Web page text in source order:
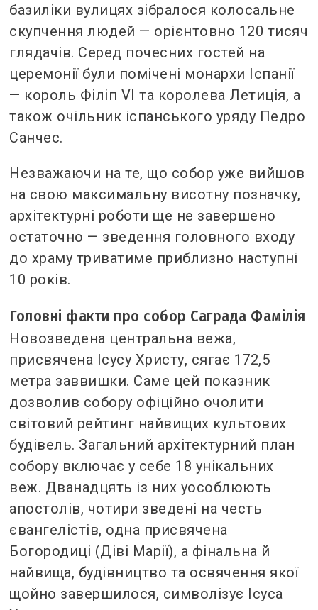
базиліки вулицях зібралося колосальне
скупчення людей — орієнтовно 120 тисяч
глядачів. Серед почесних гостей на
церемонії були помічені монархи Іспанії
— король Філіп VI та королева Летиція, а
також очільник іспанського уряду Педро
Санчес.
Незважаючи на те, що собор уже вийшов
на свою максимальну висотну позначку,
архітектурні роботи ще не завершено
остаточно — зведення головного входу
до храму триватиме приблизно наступні
10 років.
Головні факти про собор Саграда Фамілія
Новозведена центральна вежа,
присвячена Ісусу Христу, сягає 172,5
метра заввишки. Саме цей показник
дозволив собору офіційно очолити
світовий рейтинг найвищих культових
будівель. Загальний архітектурний план
собору включає у себе 18 унікальних
веж. Дванадцять із них уособлюють
апостолів, чотири зведені на честь
євангелістів, одна присвячена
Богородиці (Діві Марії), а фінальна й
найвища, будівництво та освячення якої
щойно завершилося, символізує Ісуса